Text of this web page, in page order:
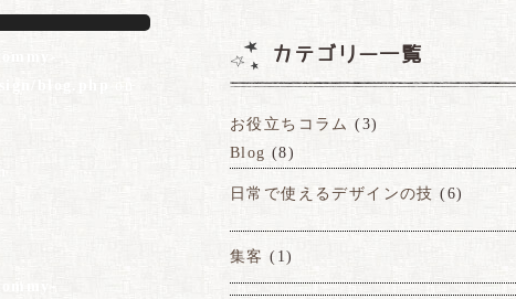
カテゴリー一覧
お役立ちコラム (3)
Blog (8)
日常で使えるデザインの技 (6)
集客 (1)